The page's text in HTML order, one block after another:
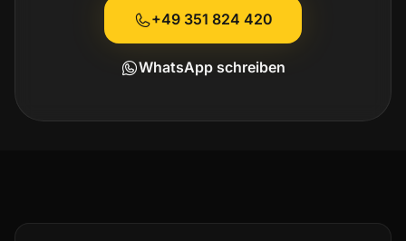
+49 351 824 420
WhatsApp schreiben